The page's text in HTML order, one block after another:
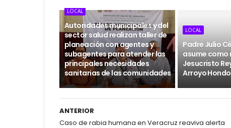
LOCAL
Autoridades municipales y del
sector salud realizan taller de
planeación con agentes y
subagentes para atender las
principales necesidades
sanitarias de las comunidades
LOCAL
Padre Julio
asume como
Jesucristo
Arroyo Hondo
ANTERIOR
Caso de rabia humana en Veracruz reaviva alerta